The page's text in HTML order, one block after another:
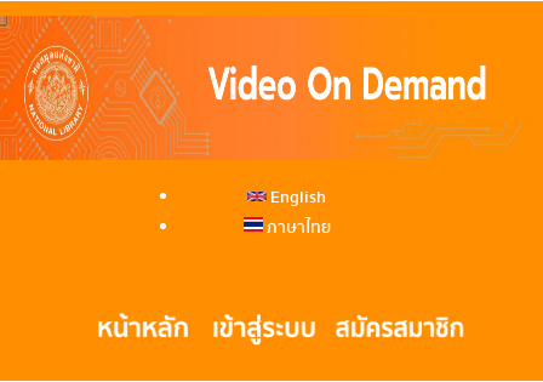
English
ภาษาไทย